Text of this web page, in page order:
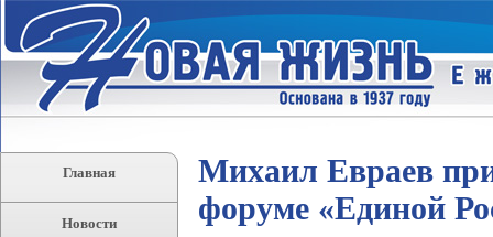
Главная
Новости
Михаил Евраев
форуме «Единой